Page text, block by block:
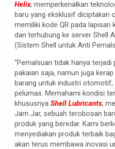
Helix, memperkenalkan
baru yang eksklusif diciptakan
memiliki kode QR pada lapisan
dan terhubung ke server Shell
(Sistem Shell untuk Anti
“Pemalsuan tidak hanya
pakaian saja, namun juga
barang untuk industri otomotif,
pelumas. Memahami kondisi
khususnya Shell Lubricants,
Jam Jar, sebuah terobosan
produk yang beredar. Kami
menyediakan produk terbaik
akan terus membawa inovasi